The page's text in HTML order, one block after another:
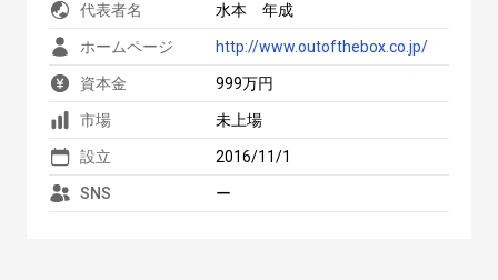
代表者名 水本 年成
ホームページ http://www.outofthebox.co.jp/
資本金 999万円
市場 未上場
設立 2016/11/1
SNS ー